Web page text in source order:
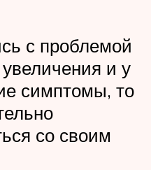
с проблемой
и у
симптомы, то
со своим